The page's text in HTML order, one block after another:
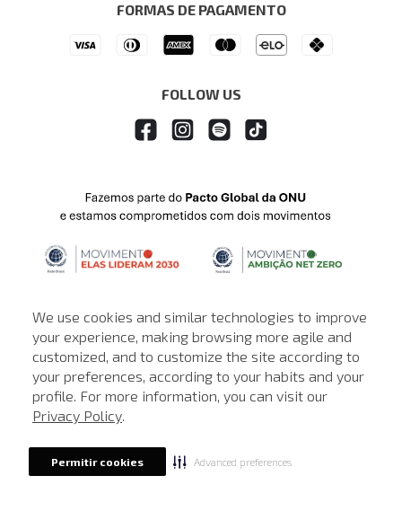
We use cookies and similar technologies to improve
your experience, making browsing more agile and
customized, and to customize the site according to
your preferences, according to your habits and your
profile. For more information, you can visit our
Privacy Policy.
Permitir cookies Advanced preferences
FORMAS DE PAGAMENTO
FOLLOW US
© © Copyright 2000-2026 - Todos os direitos reservados. A Loja de
John John reserva-se no direito de corrigir ou alterar informações
Em caso de dúvidas:0800 990 5500.
Horário de Atendimentodas 8h às 20h de segunda a sábado, exceto